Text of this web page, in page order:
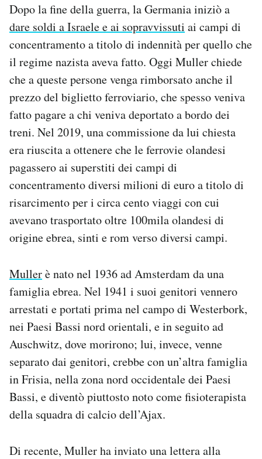
Dopo la fine della guerra, la Germania iniziò a
dare soldi a Israele e ai sopravvissuti ai campi di
concentramento a titolo di indennità per quello che
il regime nazista aveva fatto. Oggi Muller chiede
che a queste persone venga rimborsato anche il
prezzo del biglietto ferroviario, che spesso veniva
fatto pagare a chi veniva deportato a bordo dei
treni. Nel 2019, una commissione da lui chiesta
era riuscita a ottenere che le ferrovie olandesi
pagassero ai superstiti dei campi di
concentramento diversi milioni di euro a titolo di
risarcimento per i circa cento viaggi con cui
avevano trasportato oltre 100mila olandesi di
origine ebrea, sinti e rom verso diversi campi.
Mullerè nato nel 1936 ad Amsterdam da una
famiglia ebrea. Nel 1941 i suoi genitori vennero
arrestati e portati prima nel campo di Westerbork,
nei Paesi Bassi nord orientali, e in seguito ad
Auschwitz, dove morirono; lui, invece, venne
separato dai genitori, crebbe con un’altra famiglia
in Frisia, nella zona nord occidentale dei Paesi
Bassi, e diventò piuttosto noto come fisioterapista
della squadra di calcio dell’Ajax.
Di recente, Muller ha inviato una lettera alla